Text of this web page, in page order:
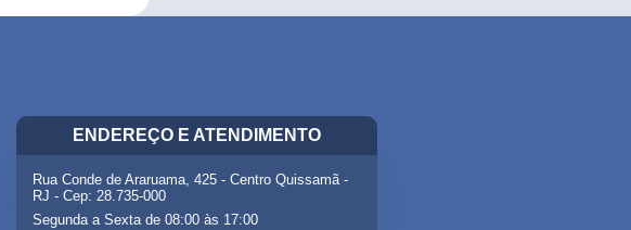
ENDEREÇO E ATENDIMENTO
Rua Conde de Araruama, 425 - Centro Quissamã -
RJ - Cep: 28.735-000
Segunda a Sexta de 08:00 às 17:00